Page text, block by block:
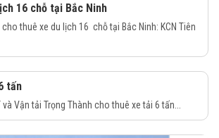
16 chỗ tại Bắc Ninh
thuê xe du lịch 16 chỗ tại Bắc Ninh: KCN Tiên
tấn
Vận tải Trọng Thành cho thuê xe tải 6 tấn...